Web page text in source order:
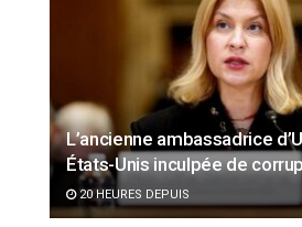
L’ancienne ambassadrice
États-Unis inculpée de
20 HEURES DEPUIS